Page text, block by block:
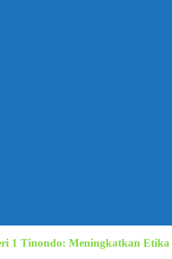
1 Tinondo: Meningkatkan